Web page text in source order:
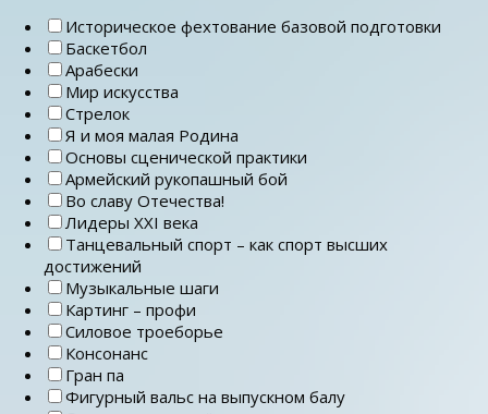
Историческое фехтование базовой подготовки
Баскетбол
Арабески
Мир искусства
Стрелок
Я и моя малая Родина
Основы сценической практики
Армейский рукопашный бой
Во славу Отечества!
Лидеры ХХI века
Танцевальный спорт – как спорт высших
достижений
Музыкальные шаги
Картинг – профи
Силовое троеборье
Консонанс
Гран па
Фигурный вальс на выпускном балу